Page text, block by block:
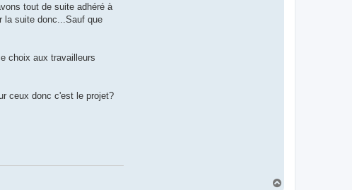
tout de suite adhéré à
la suite donc...Sauf que
choix aux travailleurs
ceux donc c'est le projet?